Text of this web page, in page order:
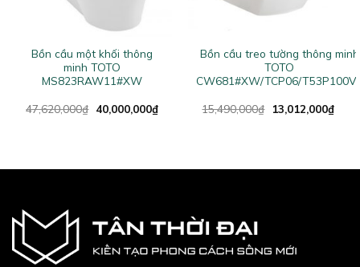
Bồn cầu một khối thông
minh TOTO
MS823RAW11#XW
47,620,000₫ Original
price
40,000,000₫Current
price
Bồn cầu treo tường thông minh
TOTO
CW681#XW/TCP06/
15,490,000₫ Original
price
13,012,000₫
price